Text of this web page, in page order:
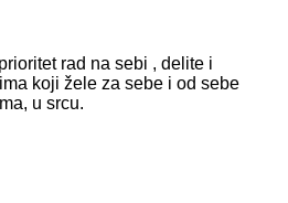
rad na sebi , delite i
koji žele za sebe i od sebe
u srcu.